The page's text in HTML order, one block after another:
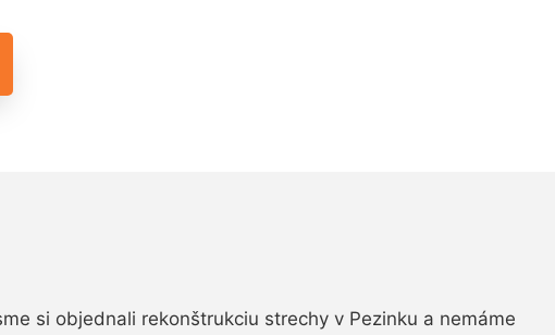
si objednali rekonštrukciu strechy v Pezinku a nemáme